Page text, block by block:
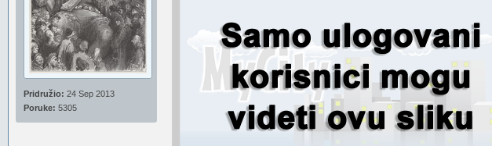
Pridružio: 24 Sep 2013
Poruke: 5305